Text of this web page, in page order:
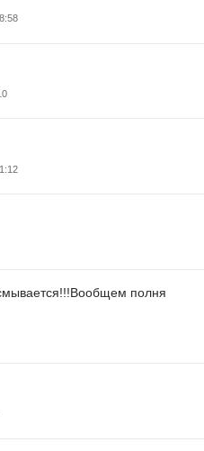
полня